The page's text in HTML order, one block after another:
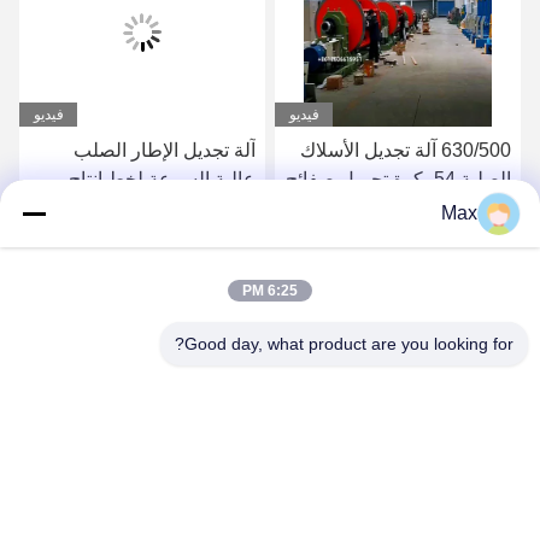
فيديو
630/500 آلة تجديل الأسلاك
الصلبة 54 بكرة تحميل صفائح
الأسلاك النحاسية
فيديو
آلة تجديل الإطار الصلب
عالية السرعة لخط إنتاج
Max
6:25 PM
Good day, what product are you looking for?